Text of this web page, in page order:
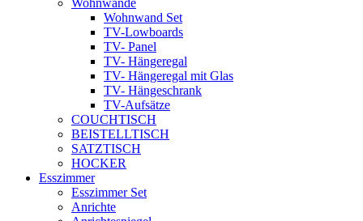
Wohnwände
Wohnwand Set
TV-Lowboards
TV- Panel
TV- Hängeregal
TV- Hängeregal mit Glas
TV- Hängeschrank
TV-Aufsätze
COUCHTISCH
BEISTELLTISCH
SATZTISCH
HOCKER
Esszimmer
Esszimmer Set
Anrichte